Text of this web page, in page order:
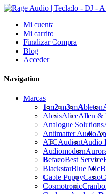
Mi cuenta
Mi carrito
Finalizar Compra
Blog
Acceder
Navigation
Marcas
1m2m3mAbleton
AlesisAliceAllen &
Analogue Solutions
Antimatter Audio
ATCAudientAudio
Audiomodern
BefacoBest Service
BlackstarBlue Mic
Cable PuppyCasio
Cosmotronic